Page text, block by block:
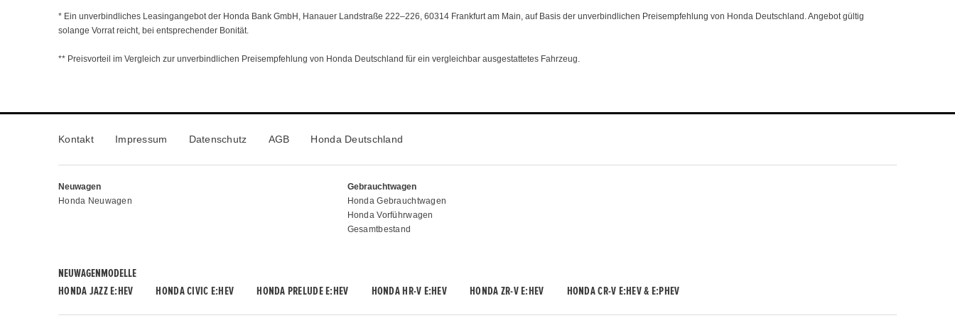
* Ein unverbindliches Leasingangebot der Honda Bank GmbH, Hanauer Landstraße 222–226, 60314 Frankfurt am Main, auf Basis der unverbindlichen Preisempfehlung von Honda Deutschland. Angebot gültig
solange Vorrat reicht, bei entsprechender Bonität.
** Preisvorteil im Vergleich zur unverbindlichen Preisempfehlung von Honda Deutschland für ein vergleichbar ausgestattetes Fahrzeug.
Kontakt Impressum Datenschutz AGB Honda Deutschland
Neuwagen
Honda Neuwagen
Gebrauchtwagen
Honda Gebrauchtwagen
Honda Vorführwagen
Gesamtbestand
NEUWAGENMODELLE
HONDA JAZZ E:HEV
HONDA CIVIC E:HEV HONDA PRELUDE E:HEV HONDA HR-V E:HEV HONDA ZR-V E:HEV HONDA CR-V E:HEV & E:PHEV